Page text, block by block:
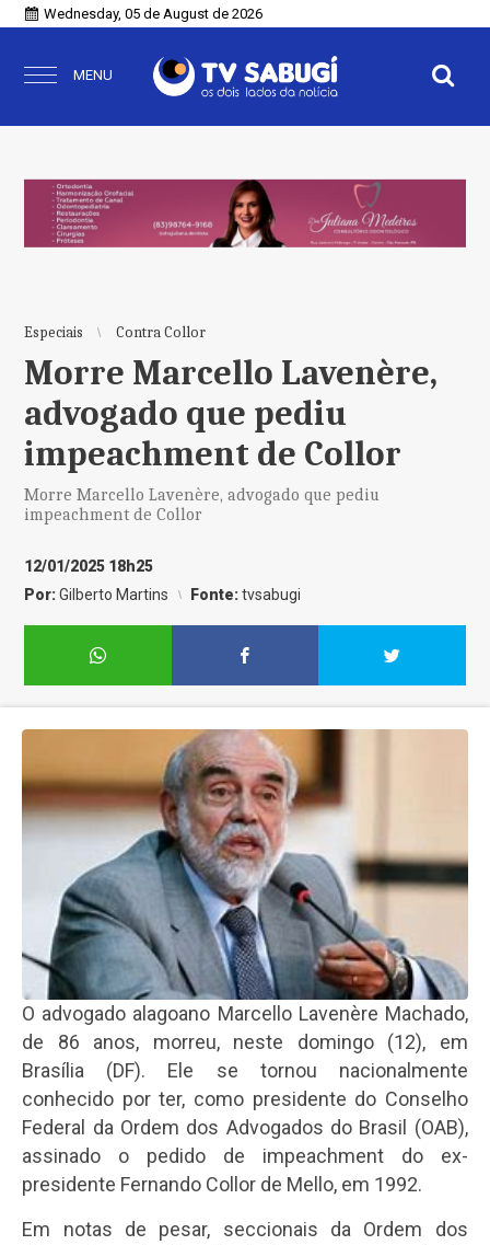
Wednesday, 05 de August de 2026
MENU
Especiais Contra Collor
Morre Marcello Lavenère,
advogado que pediu
impeachment de Collor
Morre Marcello Lavenère, advogado que pediu
impeachment de Collor
12/01/2025 18h25
Por:Gilberto Martins Fonte:tvsabugi
O advogado alagoano Marcello Lavenère Machado,
de 86 anos, morreu, neste domingo (12), em
Brasília (DF). Ele se tornou nacionalmente
conhecido por ter, como presidente do Conselho
Federal da Ordem dos Advogados do Brasil (OAB),
assinado o pedido de impeachment do ex-
presidente Fernando Collor de Mello, em 1992.
Em notas de pesar, seccionais da Ordem dos